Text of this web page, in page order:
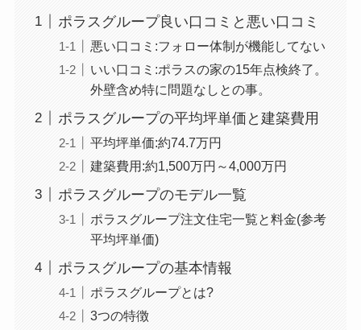
ポラスグループ良い口コミと悪い口コミ
悪い口コミ:フォロー体制が機能してない
いい口コミ:ポラスの家の15年点検終了。
外壁含め特に問題なしとの事。
ポラスグループの平均坪単価と建築費用
平均坪単価:約74.7万円
建築費用:約1,500万円～4,000万円
ポラスグループのモデル一覧
ポラスグループ注文住宅一覧と料金(参考
平均坪単価)
ポラスグループの基本情報
ポラスグループとは?
3つの特徴